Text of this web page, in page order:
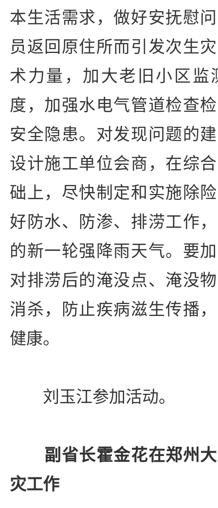
本生活需求，做好安抚慰
员返回原住所而引发次生
术力量，加大老旧小区监
度，加强水电气管道检查
安全隐患。对发现问题的
设计施工单位会商，在综
础上，尽快制定和实施除
好防水、防渗、排涝工作
的新一轮强降雨天气。要
对排涝后的淹没点、淹没
消杀，防止疾病滋生传播
健康。
刘玉江参加活动。
副省长霍金花在郑州
灾工作